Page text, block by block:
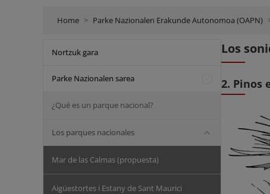
Home Parke Nazionalen Erakunde Autonomoa (OAPN)
Nortzuk gara
Parke Nazionalen sarea
¿Qué es un parque nacional?
Los parques nacionales
Mar de las Calmas (propuesta)
Aigüestortes i Estany de Sant Maurici
Los
2. Pinos